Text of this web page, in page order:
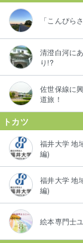
「こんぴら
清澄白河に
り!?
佐世保線に
道旅！
トカツ
福井大学 地
編)
福井大学 地
編)
絵本専門士